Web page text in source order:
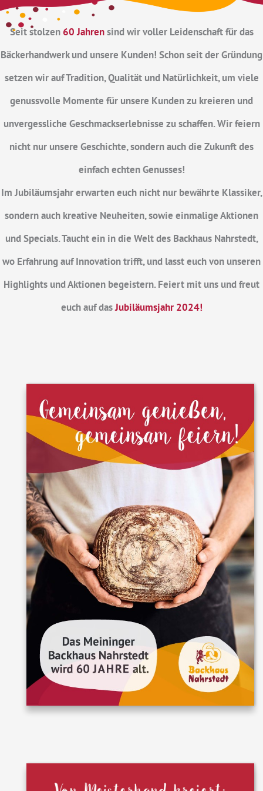
Seit stolzen 60 Jahrensind wir voller Leidenschaft für das
Bäckerhandwerk und unsere Kunden! Schon seit der Gründung
setzen wir auf Tradition, Qualität und Natürlichkeit, um viele
genussvolle Momente für unsere Kunden zu kreieren und
unvergessliche Geschmackserlebnisse zu schaffen. Wir feiern
nicht nur unsere Geschichte, sondern auch die Zukunft des
einfach echten Genusses!
Im Jubiläumsjahr erwarten euch nicht nur bewährte Klassiker,
sondern auch kreative Neuheiten, sowie einmalige Aktionen
und Specials. Taucht ein in die Welt des Backhaus Nahrstedt,
wo Erfahrung auf Innovation trifft, und lasst euch von unseren
Highlights und Aktionen begeistern. Feiert mit uns und freut
euch auf dasJubiläumsjahr 2024!